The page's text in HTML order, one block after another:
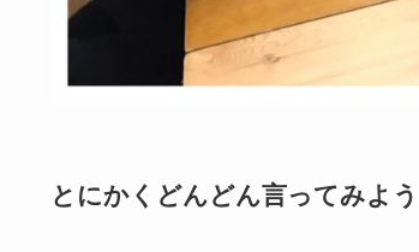
とにかくどんどん言ってみよ